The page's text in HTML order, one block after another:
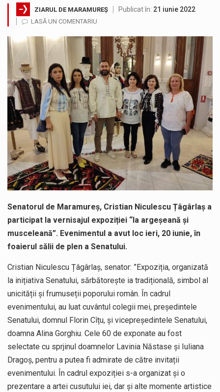
Testarea independentă a sistemului e-Terra, realizată de STS, DNSC și Cyberint, a mai parcurs o rundă de evaluare. Un număr…
Vremea va fi caniculară. Disconfortul termic va fi accentuat, iar indicele temperatură-umezeală (ITU) va depăși pragul critic de 80 de…
COD GALBEN. Interval de valabilitate: 07 august, ora 12.00 – 07 august, ora 23.00 / Fenomene vizate: instabilitate atmosferică, intensificări…
Proiectul de lege privind Strategia națională pentru conservarea biodiversității a fost din nou dezbătut ieri și în final adoptat de…
Pe scurt. Statuia lui PINTEA VITEAZU din fața Jandarmeriei Maramures a ajuns să fie zilele acestea mărul discordiei între administrații.…
Noile statii de călători, achizitionate la preț de garsonieră per bucată, dezamăgesc total cetățenii care folosesc mijloacele de transport în…
ZIARUL DE MARAMUREȘ Publicat în: 21 iunie 2022
LASĂ UN COMENTARIU
Senatorul de Maramureș, Cristian Niculescu Țâgârlaș a
participat la vernisajul expoziției “Ia argeșeană și
musceleană”. Evenimentul a avut loc ieri, 20 iunie, în
foaierul sălii de plen a Senatului.
Cristian Niculescu Țâgârlaș, senator: ”Expoziția, organizată
la inițiativa Senatului, sărbătorește ia tradițională, simbol al
unicității și frumuseții poporului român. În cadrul
evenimentului, au luat cuvântul colegii mei, președintele
Senatului, domnul Florin Cîțu, și vicepreședintele Senatului,
doamna Alina Gorghiu. Cele 60 de exponate au fost
selectate cu sprjinul doamnelor Lavinia Năstase și Iuliana
Dragoș, pentru a putea fi admirate de către invitații
evenimentului. În cadrul expoziției s-a organizat și o
prezentare a artei cusutului iei, dar și alte momente artistice